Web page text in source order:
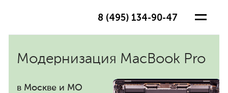
8 (495) 134-90-47
Модернизация MacBook Pro
в Москве и МО